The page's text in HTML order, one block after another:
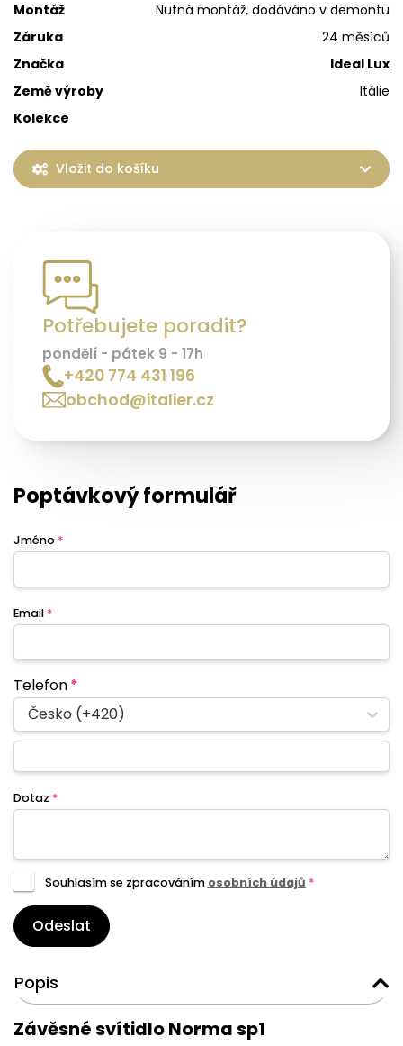
Montáž
Nutná montáž, dodáváno v demontu
Záruka
24 měsíců
Značka
Ideal Lux
Země výroby
Itálie
Kolekce
Vložit do košíku
Potřebujete poradit?
pondělí - pátek 9 - 17h
+420 774 431 196
obchod@italier.cz
Poptávkový formulář
Jméno *
Email *
Telefon*
Česko (+420)
Dotaz *
Souhlasím se zpracováním osobních údajů *
Odeslat
Popis
Závěsné svítidlo Norma sp1